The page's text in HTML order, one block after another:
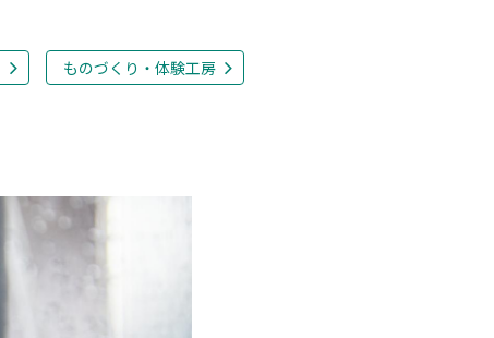
ものづくり・体験工房